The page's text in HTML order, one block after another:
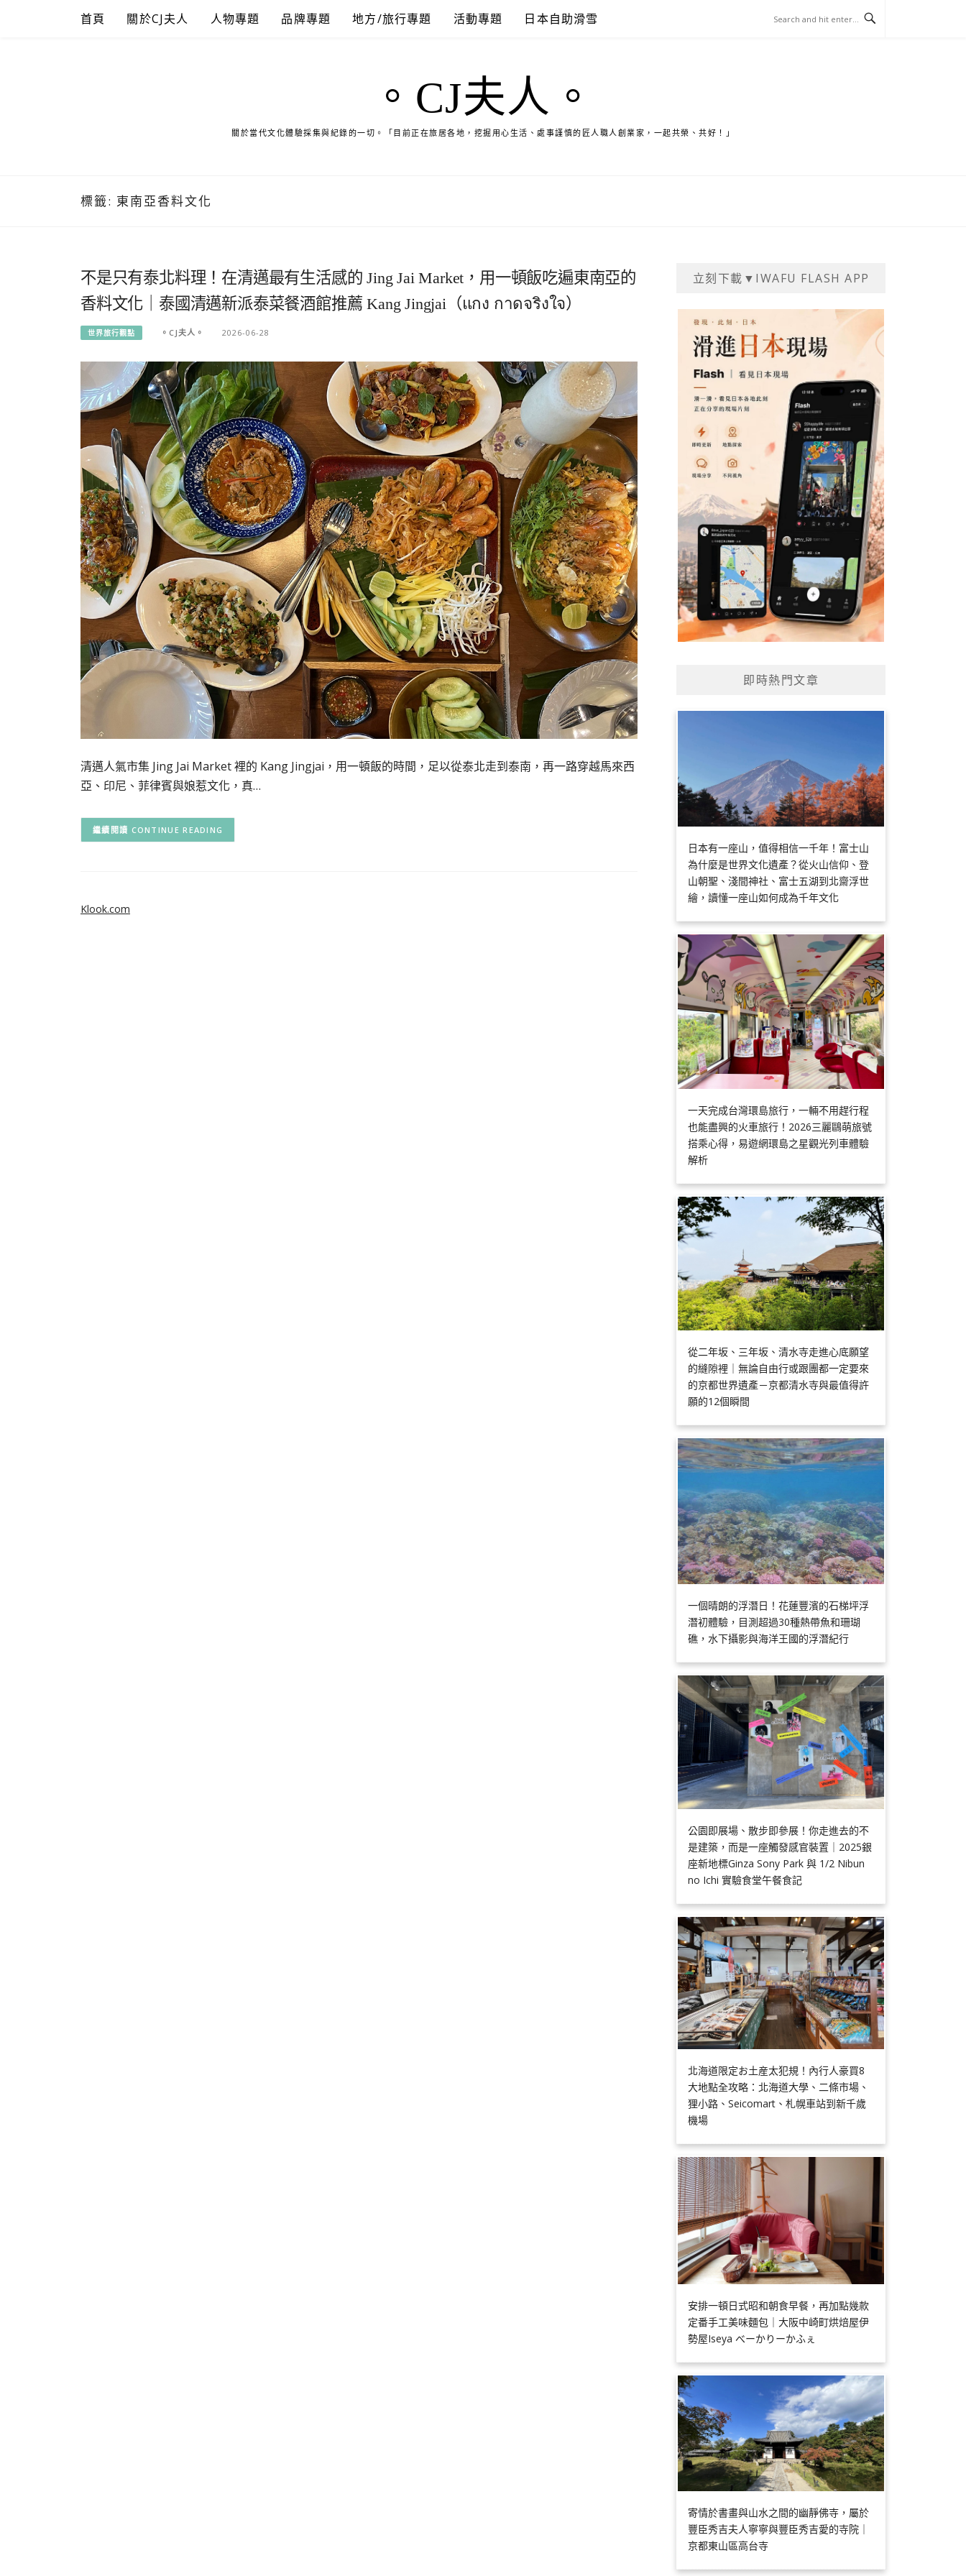
首頁 關於CJ夫人 人物專題 品牌專題 地方/旅行專題 活動專題 日本自助滑雪
。CJ夫人。
關於當代文化體驗採集與紀錄的一切。「目前正在旅居各地，挖掘用心生活、處事謹慎的匠人職人創業家，一起共榮、共好！」
標籤: 東南亞香料文化
不是只有泰北料理！在清邁最有生活感的 Jing Jai Market，用一頓飯吃遍東南亞的
香料文化｜泰國清邁新派泰菜餐酒館推薦 Kang Jingjai（แกง กาดจริงใจ）
世界旅行觀點 。CJ夫人。 2026-06-28
清邁人氣市集 Jing Jai Market 裡的 Kang Jingjai，用一頓飯的時間，足以從泰北走到泰南，再一路穿越馬來西
亞、印尼、菲律賓與娘惹文化，真…
CONTINUE READING
立刻下載▼IWAFU FLASH APP
即時熱門文章
日本有一座山，值得相信一千年！富士山
為什麼是世界文化遺產？從火山信仰、登
山朝聖、淺間神社、富士五湖到北齋浮世
繪，讀懂一座山如何成為千年文化
一天完成台灣環島旅行，一輛不用趕行程
也能盡興的火車旅行！2026三麗鷗萌旅號
搭乘心得，易遊網環島之星觀光列車體驗
解析
從二年坂、三年坂、清水寺走進心底願望
的縫隙裡｜無論自由行或跟團都一定要來
的京都世界遺產－京都清水寺與最值得許
願的12個瞬間
一個晴朗的浮潛日！花蓮豐濱的石梯坪浮
潛初體驗，目測超過30種熱帶魚和珊瑚
礁，水下攝影與海洋王國的浮潛紀行
公園即展場、散步即參展！你走進去的不
是建築，而是一座觸發感官裝置｜2025銀
座新地標Ginza Sony Park 與 1/2 Nibun
no Ichi 實驗食堂午餐食記
北海道限定お土産太犯規！內行人豪買8
大地點全攻略：北海道大學、二條市場、
狸小路、Seicomart、札幌車站到新千歲
機場
安排一頓日式昭和朝食早餐，再加點幾款
定番手工美味麵包｜大阪中崎町烘焙屋伊
勢屋Iseya べーかりーかふぇ
寄情於書畫與山水之間的幽靜佛寺，屬於
豐臣秀吉夫人寧寧與豐臣秀吉愛的寺院｜
京都東山區高台寺
Klook.com